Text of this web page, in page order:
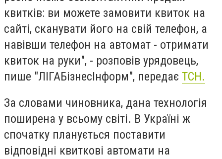
квитків: ви можете замовити квиток на
сайті, сканувати його на свій телефон, а
навівши телефон на автомат - отримати
квиток на руки", - розповів урядовець,
пише "ЛІГАБізнесІнформ", передає ТСН.
За словами чиновника, дана технологія
поширена у всьому світі. В Україні ж
спочатку планується поставити
відповідні квиткові автомати на